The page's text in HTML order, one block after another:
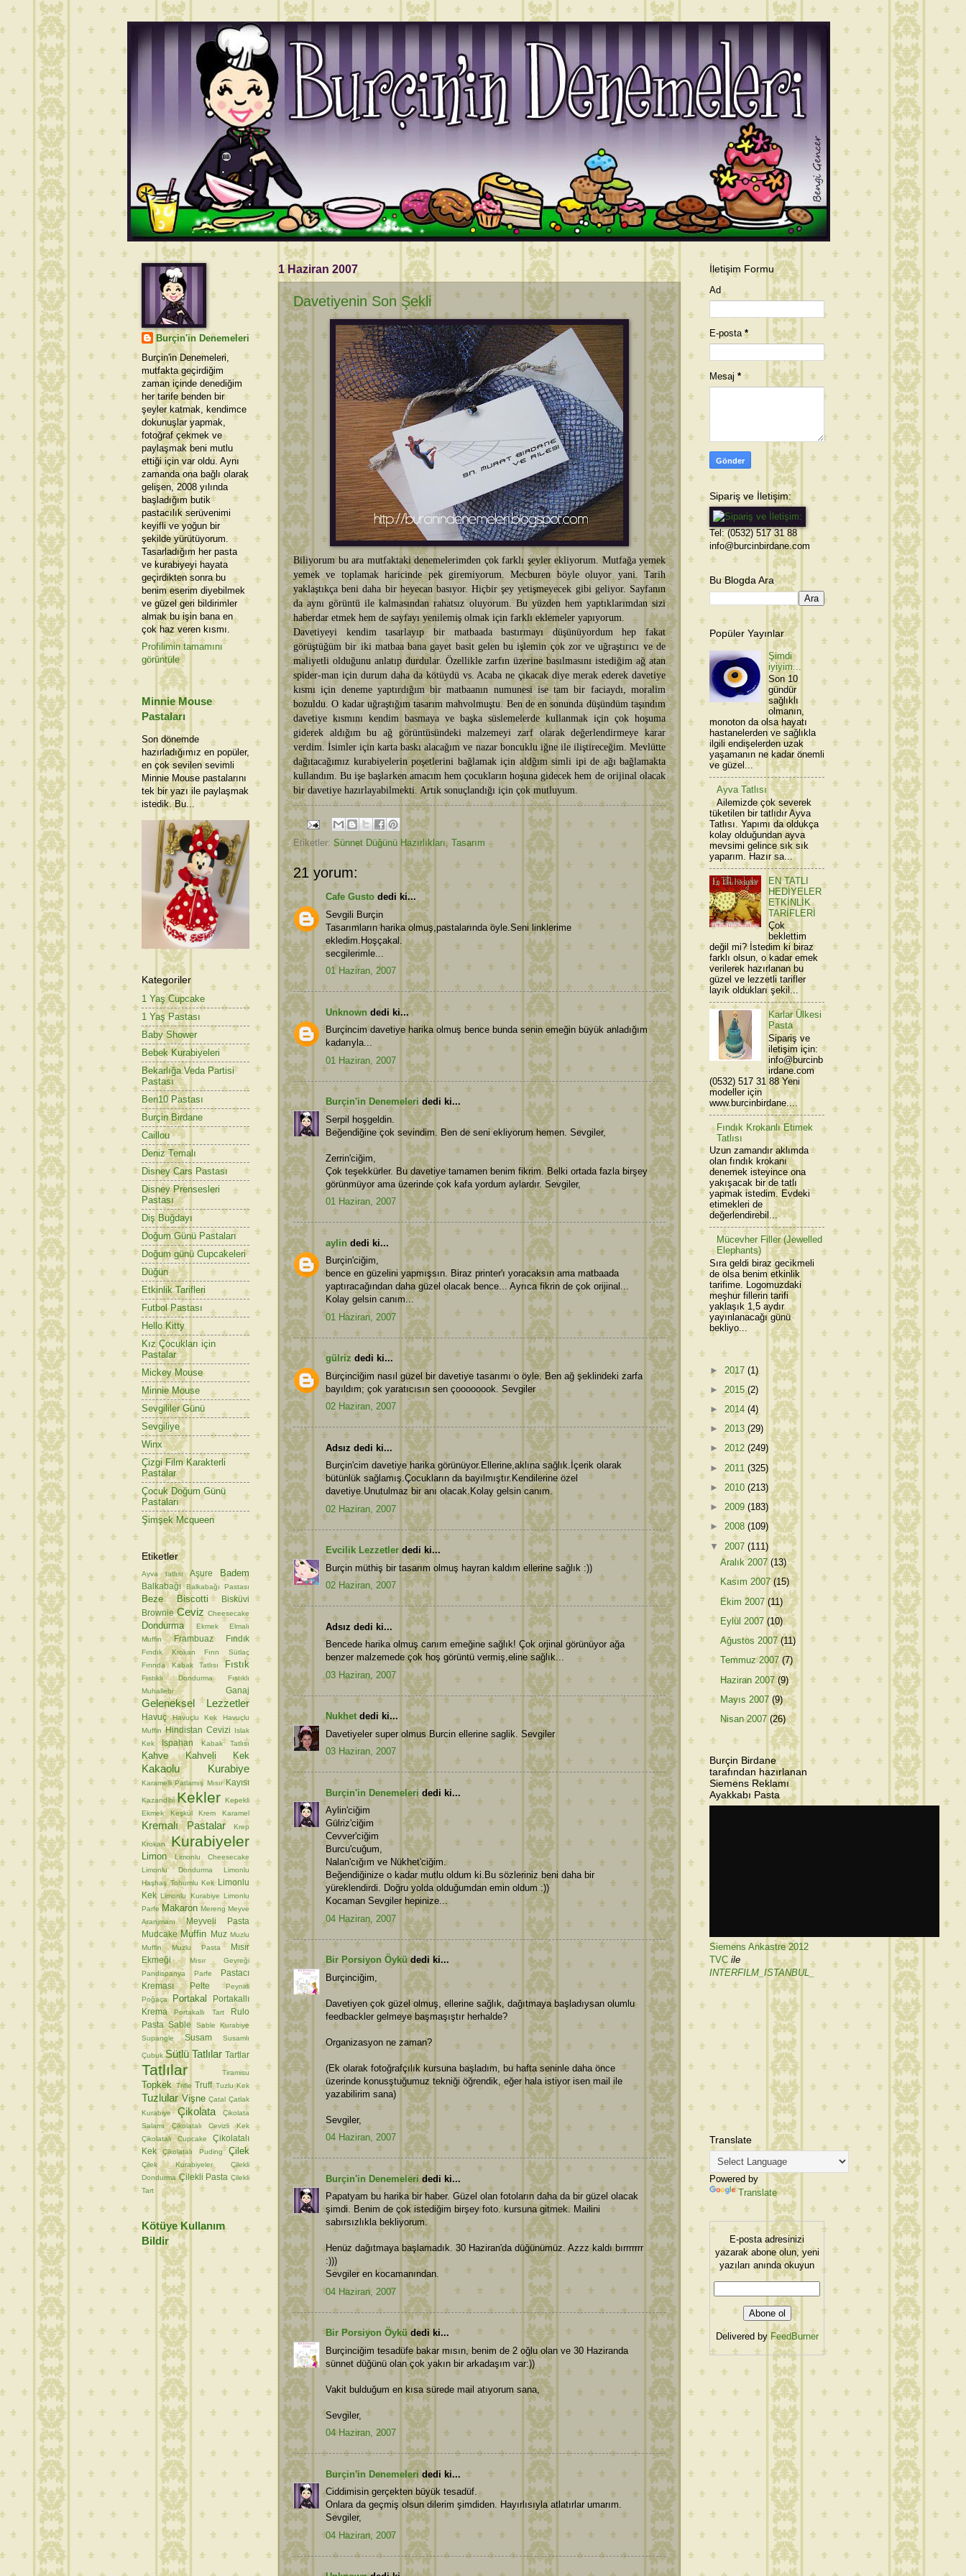
1 Haziran 2007
Davetiyenin Son Şekli
Biliyorum bu ara mutfaktaki denemelerimden çok farklı şeyler ekliyorum. Mutfağa yemek
yemek ve toplamak haricinde pek giremiyorum. Mecburen böyle oluyor yani. Tarih
yaklaştıkça beni daha bir heyecan basıyor. Hiçbir şey yetişmeyecek gibi geliyor. Sayfanın
da aynı görüntü ile kalmasından rahatsız oluyorum. Bu yüzden hem yaptıklarımdan sizi
haberdar etmek hem de sayfayı yenilemiş olmak için farklı eklemeler yapıyorum.
Davetiyeyi kendim tasarlayıp bir matbaada bastırmayı düşünüyordum hep fakat
görüştüğüm bir iki matbaa bana gayet basit gelen bu işlemin çok zor ve uğraştırıcı ve de
maliyetli olduğunu anlatıp durdular. Özellikle zarfın üzerine basılmasını istediğim ağ atan
spider-man için durum daha da kötüydü vs. Acaba ne çıkacak diye merak ederek davetiye
kısmı için deneme yaptırdığım bir matbaanın numunesi ise tam bir faciaydı, moralim
bozuldu. O kadar uğraştığım tasarım mahvolmuştu. Ben de en sonunda düşündüm taşındım
davetiye kısmını kendim basmaya ve başka süslemelerde kullanmak için çok hoşuma
giderek aldığım bu ağ görüntüsündeki malzemeyi zarf olarak değerlendirmeye karar
verdim. İsimler için karta baskı alacağım ve nazar boncuklu iğne ile iliştireceğim. Mevlütte
dağıtacağımız kurabiyelerin poşetlerini bağlamak için aldğım simli ipi de ağı bağlamakta
kullandım. Bu işe başlarken amacım hem çocukların hoşuna gidecek hem de orijinal olacak
bir davetiye hazırlayabilmekti. Artık sonuçlandığı için çok mutluyum.
Etiketler:Sünnet Düğünü Hazırlıkları, Tasarım
21 yorum:
Cafe Gusto dedi ki...
Sevgili Burçin
Tasarımların harika olmuş,pastalarında öyle.Seni linklerime
ekledim.Hoşçakal.
secgilerimle...
01 Haziran, 2007
Unknown dedi ki...
Burçincim davetiye harika olmuş bence bunda senin emeğin büyük anladığım
kadarıyla...
01 Haziran, 2007
Burçin'in Denemeleri dedi ki...
Serpil hoşgeldin.
Beğendiğine çok sevindim. Ben de seni ekliyorum hemen. Sevgiler,
Zerrin'ciğim,
Çok teşekkürler. Bu davetiye tamamen benim fikrim. Belki ortada fazla birşey
görünmüyor ama üzerinde çok kafa yordum aylardır. Sevgiler,
01 Haziran, 2007
aylin dedi ki...
Burçin'ciğim,
bence en güzelini yapmışsın. Biraz printer'ı yoracaksın ama matbaada
yaptıracağından daha güzel olacak bence... Ayrıca fikrin de çok orijinal...
Kolay gelsin canım...
01 Haziran, 2007
gülriz dedi ki...
Burçinciğim nasıl güzel bir davetiye tasarımı o öyle. Ben ağ şeklindeki zarfa
bayıldım; çok yaratıcısın sen çoooooook. Sevgiler
02 Haziran, 2007
Adsız dedi ki...
Burçin'cim davetiye harika görünüyor.Ellerine,aklına sağlık.İçerik olarak
bütünlük sağlamış.Çocukların da bayılmıştır.Kendilerine özel
davetiye.Unutulmaz bir anı olacak.Kolay gelsin canım.
02 Haziran, 2007
Evcilik Lezzetler dedi ki...
Burçin müthiş bir tasarım olmuş hayran kaldım ellerine sağlık :))
02 Haziran, 2007
Adsız dedi ki...
Bencede harika olmuş canım emeğine sağlık! Çok orjinal görünüyor ağa
benzer malzemede çok hoş görüntü vermiş,eline sağlık...
03 Haziran, 2007
Nukhet dedi ki...
Davetiyeler super olmus Burcin ellerine saglik. Sevgiler
03 Haziran, 2007
Burçin'in Denemeleri dedi ki...
Aylin'ciğim
Gülriz'ciğim
Cevver'ciğim
Burcu'cuğum,
Nalan'cığım ve Nükhet'ciğim.
Beğendiğinize o kadar mutlu oldum ki.Bu sözleriniz beni daha bir
yüreklendirdi. Doğru yolda olduğumdan emin oldum :))
Kocaman Sevgiler hepinize...
04 Haziran, 2007
Bir Porsiyon Öyküdedi ki...
Burçinciğim,
Davetiyen çok güzel olmuş, ellerine sağlık, dağıtmaya başladıysan olumlu
feedbackler gelmeye başmaşıştır herhalde?
Organizasyon ne zaman?
(Ek olarak fotoğrafçılık kursuna başladım, bu hafta seninle daha önce
üzerinde konusştuğumuz tekniği öğrendik, eğer hala istiyor isen mail ile
yazabilirim sana)
Sevgiler,
04 Haziran, 2007
Burçin'in Denemeleridedi ki...
Papatyam bu harika bir haber. Güzel olan fotoların daha da bir güzel olacak
şimdi. Benim de çok istediğim birşey foto. kursuna gitmek. Mailini
sabırsızlıkla bekliyorum.
Henüz dağıtmaya başlamadık. 30 Haziran'da düğünümüz. Azzz kaldı bırrrrrrr
:)))
Sevgiler en kocamanından.
04 Haziran, 2007
Bir Porsiyon Öyküdedi ki...
Burçinciğim tesadüfe bakar mısın, benim de 2 oğlu olan ve 30 Haziranda
sünnet düğünü olan çok yakın bir arkadaşım var:))
Vakit bulduğum en kısa sürede mail atıyorum sana,
Sevgiler,
04 Haziran, 2007
Burçin'in Denemeleridedi ki...
Ciddimisin gerçekten büyük tesadüf.
Onlara da geçmiş olsun dilerim şimdiden. Hayırlısıyla atlatırlar umarım.
Sevgiler,
04 Haziran, 2007
Burçin'in Denemeleri
Burçin'in Denemeleri,
mutfakta geçirdiğim
zaman içinde denediğim
her tarife benden bir
şeyler katmak, kendimce
dokunuşlar yapmak,
fotoğraf çekmek ve
paylaşmak beni mutlu
ettiği için var oldu. Aynı
zamanda ona bağlı olarak
gelişen, 2008 yılında
başladığım butik
pastacılık serüvenimi
keyifli ve yoğun bir
şekilde yürütüyorum.
Tasarladığım her pasta
ve kurabiyeyi hayata
geçirdikten sonra bu
benim eserim diyebilmek
ve güzel geri bildirimler
almak bu işin bana en
çok haz veren kısmı.
Profilimin tamamını
görüntüle
Minnie Mouse
Pastaları
Son dönemde
hazırladığımız en popüler,
en çok sevilen sevimli
Minnie Mouse pastalarını
tek bir yazı ile paylaşmak
istedik. Bu...
Kategoriler
1 Yaş Cupcake
1 Yaş Pastası
Baby Shower
Bebek Kurabiyeleri
Bekarlığa Veda Partisi
Pastası
Ben10 Pastası
Burçin Birdane
Caillou
Deniz Temalı
Disney Cars Pastası
Disney Prensesleri
Pastası
Diş Buğdayı
Doğum Günü Pastaları
Doğum günü Cupcakeleri
Düğün
Etkinlik Tarifleri
Futbol Pastası
Hello Kitty
Kız Çocukları için
Pastalar
Mickey Mouse
Minnie Mouse
Sevgililer Günü
Sevgiliye
Winx
Çizgi Film Karakterli
Pastalar
Çocuk Doğum Günü
Pastaları
Şimşek Mcqueen
Etiketler
Ayva tatlısı Aşure Badem
Balkabağı Balkabağı Pastası
Beze Biscotti
Bisküvi
Brownie Ceviz Cheesecake
Dondurma Ekmek
Elmalı
Muffin
Frambuaz Fındık
Fındık Krokan
Fırın Sütlaç
Fırında Kabak Tatlısı
Fıstık
Fıstıklı Dondurma
Fıstıklı
Muhallebi
Ganaj
Geleneksel Lezzetler
Havuç Havuçlu Kek
Havuçlu
Muffin Hindistan Cevizi
Islak
Kek
Ispahan Kabak Tatlısı
Kahve Kahveli Kek
Kakaolu Kurabiye
Karamelli Patlamış Mısır Kayısı
Kazandibi Kekler Kepekli
Ekmek
Keşkül Krem Karamel
Kremalı Pastalar Krep
Krokan Kurabiyeler
Limon
Limonlu Cheesecake
Limonlu Dondurma
Limonlu
Haşhaş Tohumlu Kek
Limonlu
Kek Limonlu Kurabiye Limonlu
Parfe Makaron Mereng Meyve
Aranjmanı
Meyveli Pasta
Mudcake Muffin Muz Muzlu
Muffin
Muzlu Pasta
Mısır
Ekmeği
Mısır Gevreği
Pandispanya
Parfe
Pastacı
Kreması
Pelte
Peynirli
Poğaça
Portakal
Portakallı
Krema
Portakallı Tart
Rulo
Pasta Sable
Sable Kurabiye
Supangle
Susam Susamlı
Çubuk Sütlü Tatlılar Tartlar
Tatlılar Tiramisu
Topkek Trifle Truff Tuzlu Kek
Tuzlular Vişne Çatal Çatlak
Kurabiye
Çikolata
Çikolata
Salamı
Çikolatalı Cevizli Kek
Çikolatalı Cupcake
Çikolatalı
Kek
Çikolatalı Puding Çilek
Çilek Kurabiyeler
Çilekli
Dondurma Çilekli Pasta Çilekli
Tart
Kötüye Kullanım
Bildir
İletişim Formu
Ad
E-posta*
Mesaj *
Sipariş ve İletişim:
Tel: (0532) 517 31 88
info@burcinbirdane.com
Bu Blogda Ara
Popüler Yayınlar
Şimdi
iyiyim...
Son 10
gündür
sağlıklı
olmanın,
monoton da olsa hayatı
hastanelerden ve sağlıkla
ilgili endişelerden uzak
yaşamanın ne kadar önemli
ve güzel...
Ayva Tatlısı
Ailemizde çok severek
tüketilen bir tatlıdır Ayva
Tatlısı. Yapımı da oldukça
kolay olduğundan ayva
mevsimi gelince sık sık
yaparım. Hazır sa...
EN TATLI
HEDİYELER
ETKİNLİK
TARİFLERİ
Çok
beklettim
değil mi? İstedim ki biraz
farklı olsun, o kadar emek
verilerek hazırlanan bu
güzel ve lezzetli tarifler
layık oldukları şekil...
Karlar Ülkesi
Pasta
Sipariş ve
iletişim için:
info@burcinb
irdane.com
(0532) 517 31 88 Yeni
modeller için
www.burcinbirdane....
Fındık Krokanlı Etimek
Tatlısı
Uzun zamandır aklımda
olan fındık krokanı
denemek isteyince ona
yakışacak bir de tatlı
yapmak istedim. Evdeki
etimekleri de
değerlendirebil...
Mücevher Filler (Jewelled
Elephants)
Sıra geldi biraz gecikmeli
de olsa benim etkinlik
tarifime. Logomuzdaki
meşhur fillerin tarifi
yaklaşık 1,5 aydır
yayınlanacağı günü
bekliyo...
► 2017 (1)
►2015(2)
► 2014 (4)
► 2013 (29)
► 2012 (249)
► 2011 (325)
► 2010 (213)
► 2009 (183)
► 2008 (109)
▼ 2007 (111)
Aralık 2007(13)
Kasım 2007(15)
Ekim 2007(11)
Eylül 2007(10)
Ağustos 2007(11)
Temmuz 2007(7)
Haziran 2007(9)
Mayıs 2007(9)
Nisan 2007(26)
Burçin Birdane
tarafından hazırlanan
Siemens Reklamı
Ayakkabı Pasta
Siemens Ankastre 2012
TVC ile
INTERFILM_ISTANBUL_
Translate
Powered by
Translate
E-posta adresinizi
yazarak abone olun, yeni
yazıları anında okuyun
Delivered byFeedBurner